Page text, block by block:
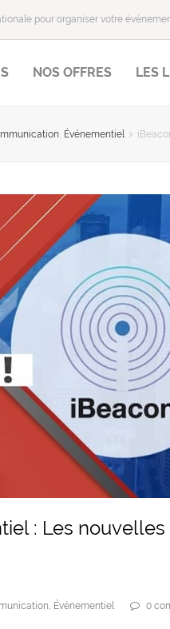
pour organiser votre
NOS OFFRES LES
Événementiel
: Les nouvelles
, Événementiel 0